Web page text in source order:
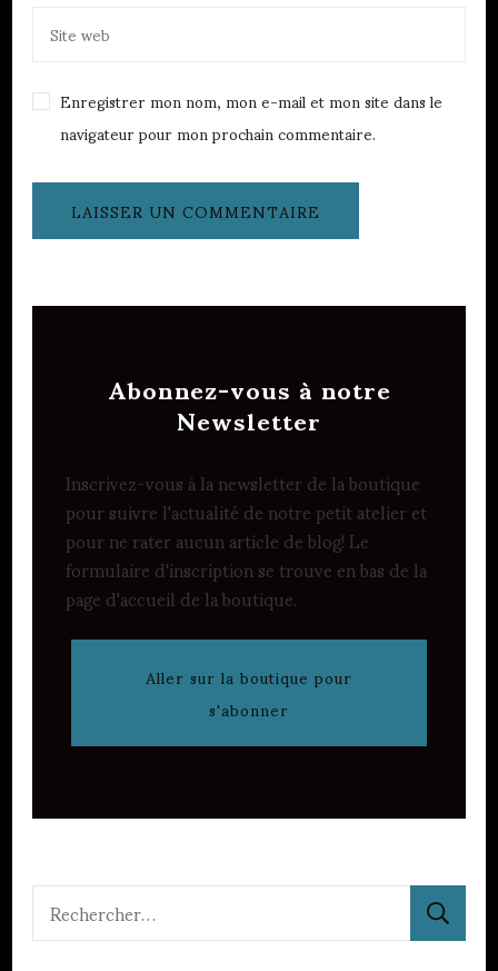
Enregistrer mon nom, mon e-mail et mon site dans le
navigateur pour mon prochain commentaire.
Abonnez-vous à notre
Newsletter
Inscrivez-vous à la newsletter de la boutique
pour suivre l'actualité de notre petit atelier et
pour ne rater aucun article de blog! Le
formulaire d'inscription se trouve en bas de la
page d'accueil de la boutique.
Aller sur la boutique pour
s'abonner
Rechercher :